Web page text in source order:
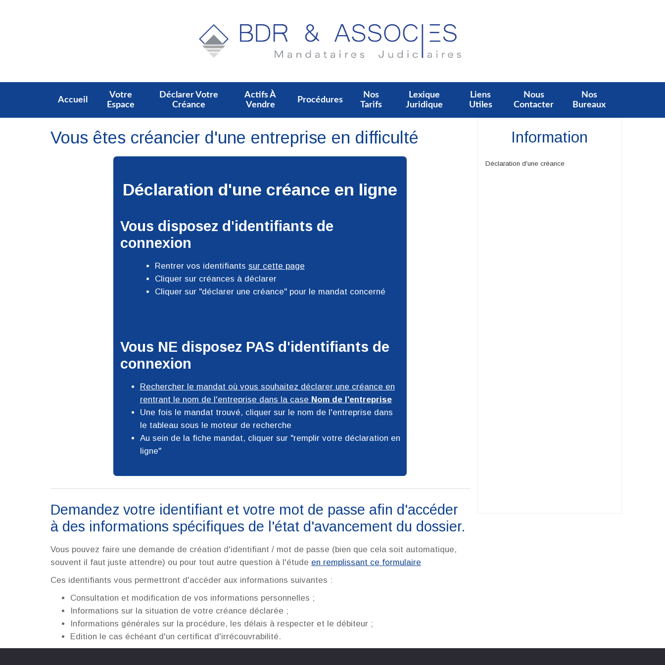
Accueil
Votre
Espace
Déclarer Votre
Créance
Actifs À
Vendre
Procédures
Nos
Tarifs
Lexique
Juridique
Liens
Utiles
Nous
Contacter
Nos
Bureaux
Vous êtes créancier d'une entreprise en difficulté
Déclaration d'une créance en ligne
Vous disposez d'identifiants de
connexion
Rentrer vos identifiants sur cette page
Cliquer sur créances à déclarer
Cliquer sur "déclarer une créance" pour le mandat concerné
Vous NE disposez PAS d'identifiants de
connexion
Rechercher le mandat où vous souhaitez déclarer une créance en
rentrant le nom de l'entreprise dans la case Nom de l'entreprise
Une fois le mandat trouvé, cliquer sur le nom de l'entreprise dans
le tableau sous le moteur de recherche
Au sein de la fiche mandat, cliquer sur remplir votre déclaration en
ligne
Demandez votre identifiant et votre mot de passe afin d'accéder
à des informations spécifiques de l'état d'avancement du dossier.
Vous pouvez faire une demande de création d'identifiant / mot de passe (bien que cela soit automatique,
souvent il faut juste attendre) ou pour tout autre question à l'étude en remplissant ce formulaire
Ces identifiants vous permettront d'accéder aux informations suivantes :
Consultation et modification de vos informations personnelles ;
Informations sur la situation de votre créance déclarée ;
Informations générales sur la procédure, les délais à respecter et le débiteur ;
Edition le cas échéant d'un certificat d'irrécouvrabilité.
Information
Déclaration d'une créance